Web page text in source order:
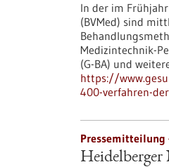
In der im
(BVMed) sind
Medizintechnik-
(G-BA) und
https://
400-verfahren-
Pressemitteilung
Heidelberger